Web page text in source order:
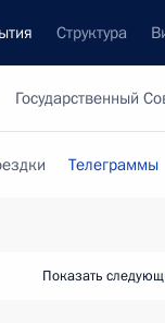
Структура
Государственный
Телеграммы
Показать